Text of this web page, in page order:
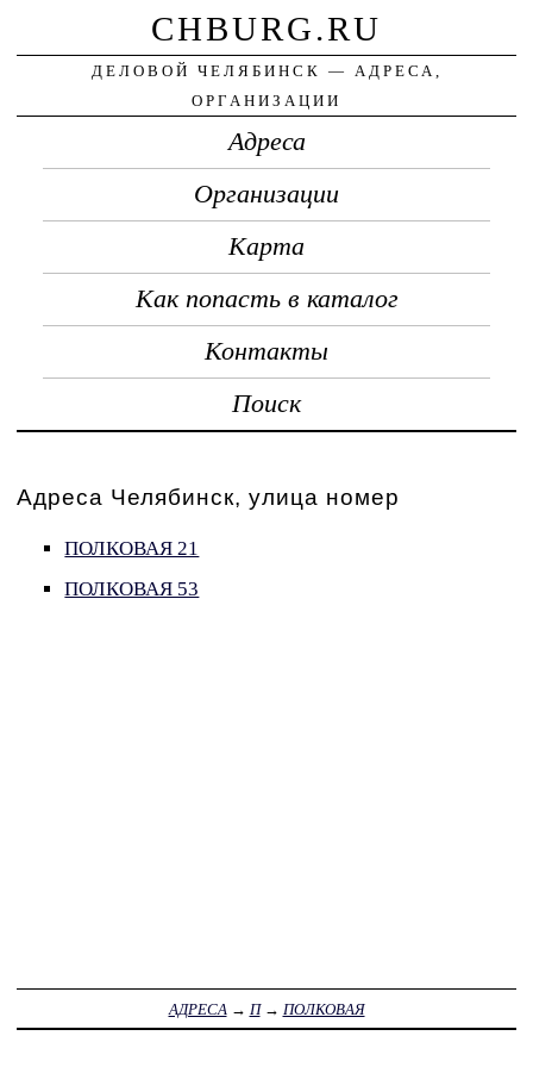
CHBURG.RU
ДЕЛОВОЙ ЧЕЛЯБИНСК — АДРЕСА,
ОРГАНИЗАЦИИ
Адреса
Организации
Карта
Как попасть в каталог
Контакты
Поиск
Адреса Челябинск, улица номер
ПОЛКОВАЯ 21
ПОЛКОВАЯ 53
АДРЕСА → П→ ПОЛКОВАЯ